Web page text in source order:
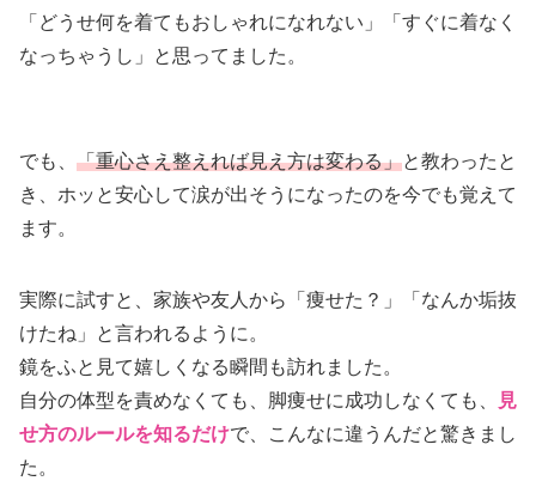
「どうせ何を着てもおしゃれになれない」「すぐに着なく
なっちゃうし」と思ってました。
でも、 「重心さえ整えれば見え方は変わる」と教わったと
き、ホッと安心して涙が出そうになったのを今でも覚えて
ます。
実際に試すと、家族や友人から「痩せた？」「なんか垢抜
けたね」と言われるように。
鏡をふと見て嬉しくなる瞬間も訪れました。
自分の体型を責めなくても、脚痩せに成功しなくても、
見
せ方のルールを知るだけで、こんなに違うんだと驚きまし
た。